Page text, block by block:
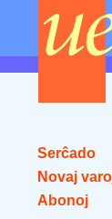
Serĉado
Novaj
Abonoj